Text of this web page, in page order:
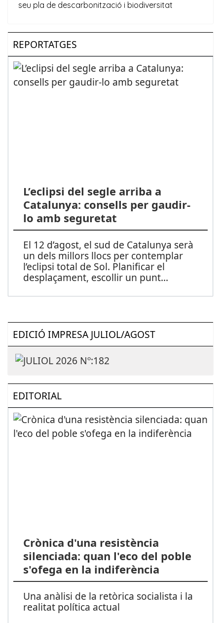
REPORTATGES
L’eclipsi del segle arriba a
Catalunya: consells per gaudir-
lo amb seguretat
El 12 d’agost, el sud de Catalunya serà
un dels millors llocs per contemplar
l’eclipsi total de Sol. Planificar el
desplaçament, escollir un punt...
EDICIÓ IMPRESA JULIOL/AGOST
EDITORIAL
Crònica d'una resistència
silenciada: quan l'eco del poble
s'ofega en la indiferència
Una anàlisi de la retòrica socialista i la
realitat política actual